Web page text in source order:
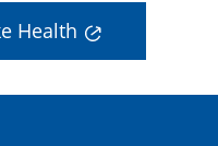
Health